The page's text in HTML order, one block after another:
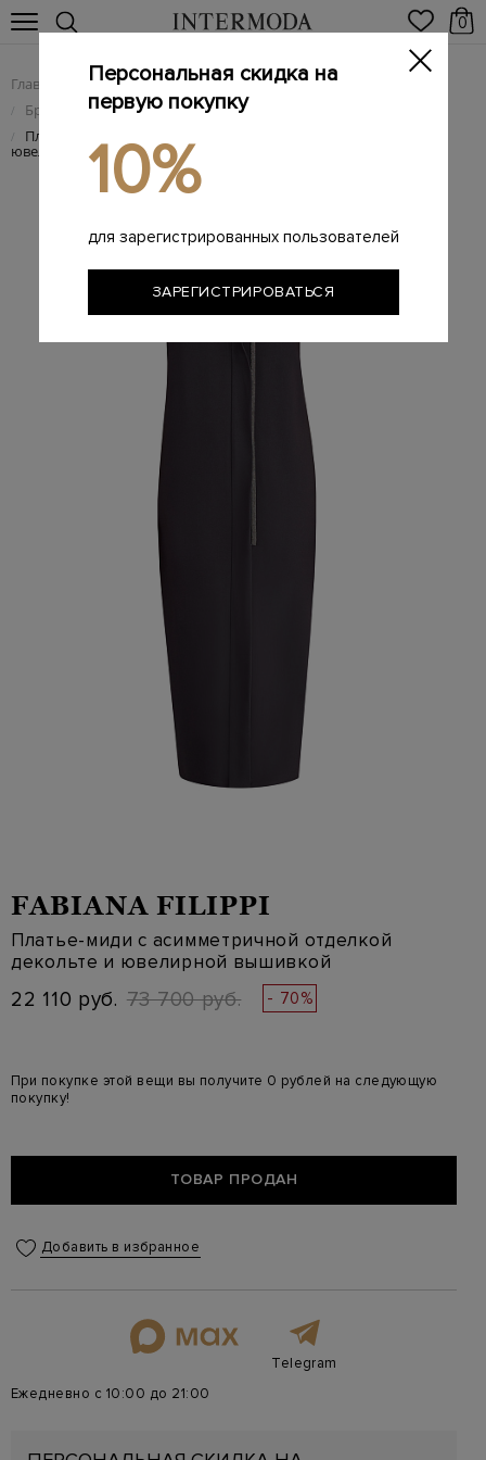
0
Главная Женщинам / Женская одежда
/ Брендовые женские платья
/ Платье-миди с асимметричной отделкой декольте и
ювелирной вышивкой
FABIANA FILIPPI
Платье-миди с асимметричной отделкой
декольте и ювелирной вышивкой
22 110 руб. 73 700 руб. - 70%
При покупке этой вещи вы получите 0 рублей на следующую
покупку!
ТОВАР ПРОДАН
Добавить в избранное
Telegram
Ежедневно с 10:00 до 21:00
Персональная скидка на
первую покупку
10%
для зарегистрированных пользователей
ЗАРЕГИСТРИРОВАТЬСЯ